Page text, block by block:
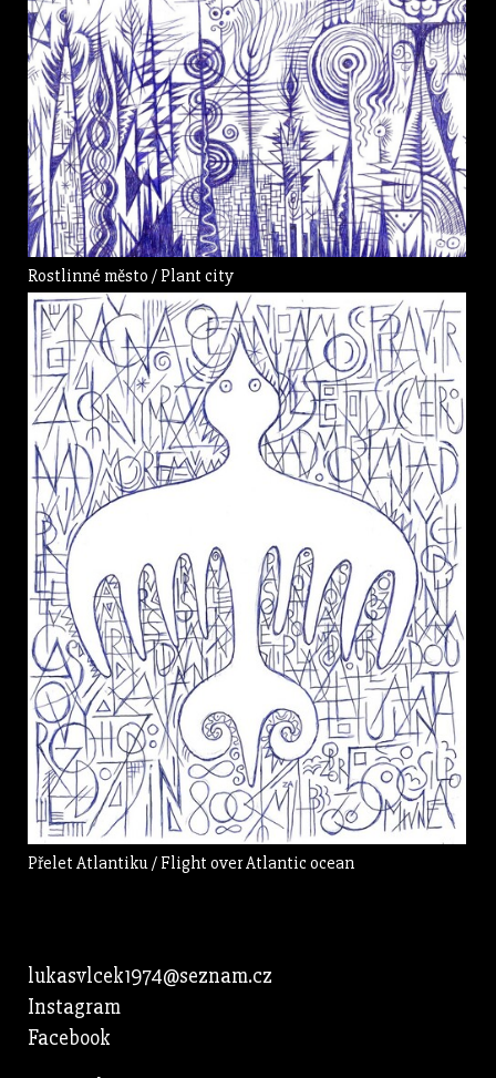
Rostlinné město / Plant city
Přelet Atlantiku / Flight over Atlantic ocean
lukasvlcek1974@seznam.cz
Instagram
Facebook